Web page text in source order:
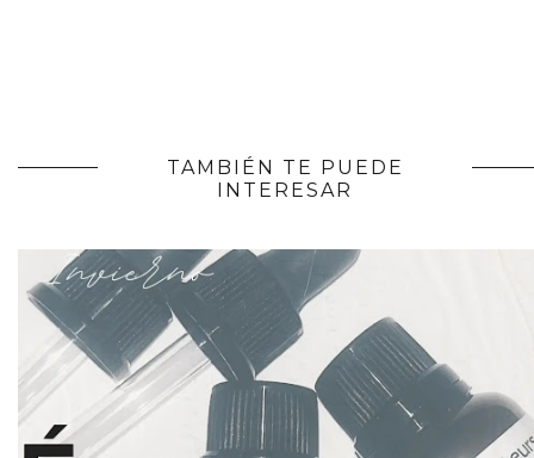
TAMBIÉN TE PUEDE
INTERESAR